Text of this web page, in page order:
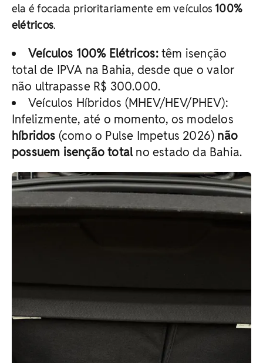
ela é focada prioritariamente em veículos 100%
elétricos.
Veículos 100% Elétricos:têm isenção
total de IPVA na Bahia, desde que o valor
não ultrapasse R$ 300.000.
Veículos Híbridos (MHEV/HEV/PHEV):
Infelizmente, até o momento, os modelos
híbridos (como o Pulse Impetus 2026) não
possuem isenção totalno estado da Bahia.